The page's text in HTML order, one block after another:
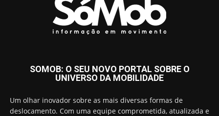
SOMOB: O SEU NOVO PORTAL SOBRE O
UNIVERSO DA MOBILIDADE
Um olhar inovador sobre as mais diversas formas de
deslocamento. Com uma equipe comprometida, atualizada e